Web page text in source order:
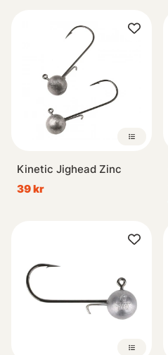
Kinetic Jighead Zinc
39 kr